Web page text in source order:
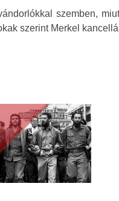
szemben,
szerint Merkel